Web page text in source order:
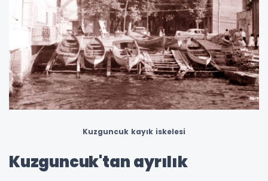
Kuzguncuk kayık iskelesi
Kuzguncuk'tan ayrılık